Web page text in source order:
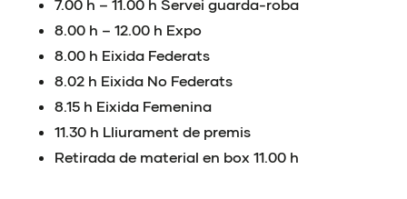
7.00 h – 11.00 h Servei guarda-roba
8.00 h – 12.00 h Expo
8.00 h Eixida Federats
8.02 h Eixida No Federats
8.15 h Eixida Femenina
11.30 h Lliurament de premis
Retirada de material en box 11.00 h